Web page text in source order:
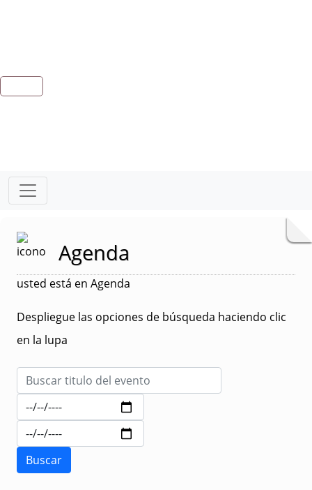
Agenda
usted está en Agenda
Despliegue las opciones de búsqueda haciendo clic
en la lupa